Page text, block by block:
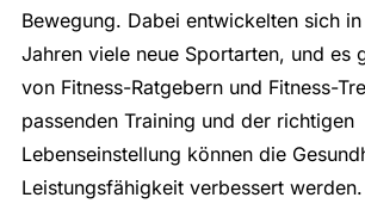
Bewegung. Dabei entwickelten sich
Jahren viele neue Sportarten, und es
von Fitness-Ratgebern und Fitness-
passenden Training und der richtigen
Lebenseinstellung können die
Leistungsfähigkeit verbessert werden.